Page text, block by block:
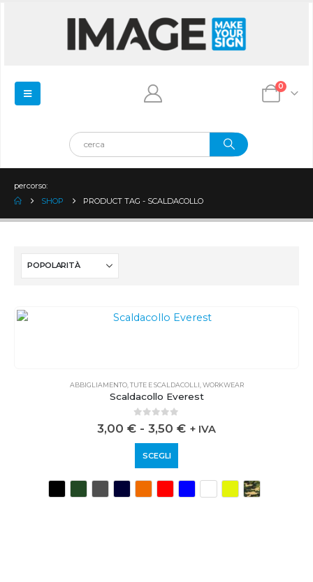
0
percorso:
SHOP
PRODUCT TAG - SCALDACOLLO
ABBIGLIAMENTO, TUTE E SCALDACOLLI WORKWEAR
Scaldacollo Everest
0 out of 5
3,00 € - 3,50 € + IVA
SCEGLI